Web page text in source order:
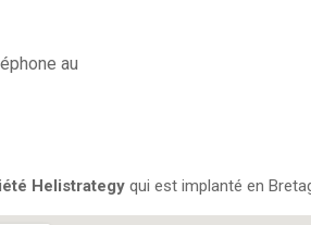
au
Helistrategyqui est implanté en